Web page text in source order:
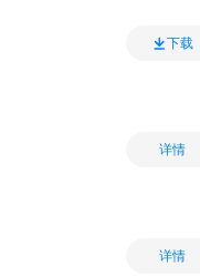
下载
详情
详情